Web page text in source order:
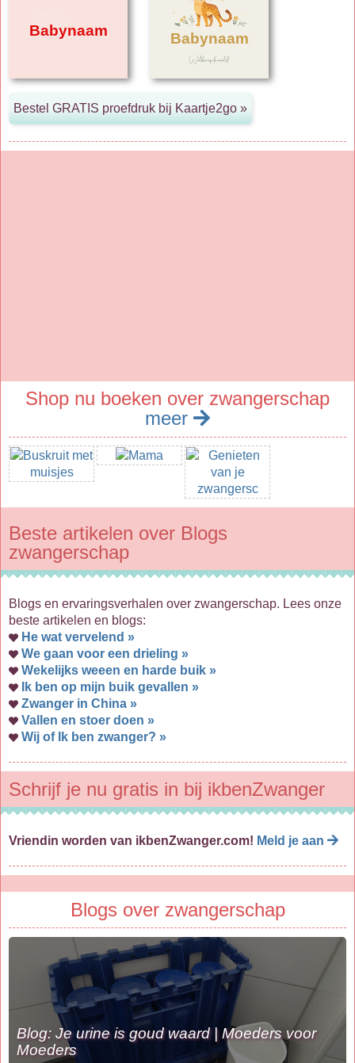
Babynaam Babynaam
Shop nu boeken over zwangerschap
meer
Beste artikelen over Blogs
zwangerschap
Blogs en ervaringsverhalen over zwangerschap. Lees onze
beste artikelen en blogs:
He wat vervelend »
We gaan voor een drieling »
Wekelijks weeen en harde buik »
Ik ben op mijn buik gevallen »
Zwanger in China »
Vallen en stoer doen »
Wij of Ik ben zwanger? »
Schrijf je nu gratis in bij ikbenZwanger
Vriendin worden van ikbenZwanger.com! Meld je aan
Blogs over zwangerschap
Blog: Je urine is goud waard | Moeders voor
Moeders